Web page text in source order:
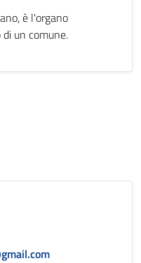
è l'organo
un comune.